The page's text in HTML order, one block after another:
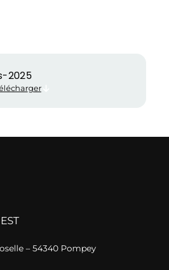
2025
– 54340 Pompey